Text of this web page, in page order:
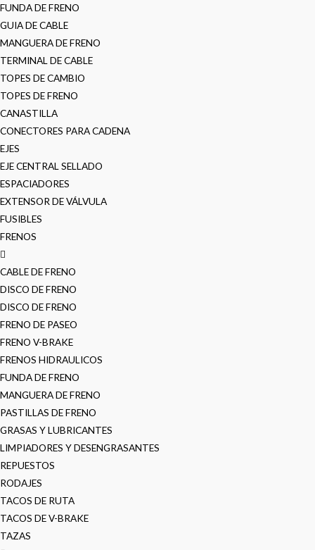
FUNDA DE FRENO
GUIA DE CABLE
MANGUERA DE FRENO
TERMINAL DE CABLE
TOPES DE CAMBIO
TOPES DE FRENO
CANASTILLA
CONECTORES PARA CADENA
EJES
EJE CENTRAL SELLADO
ESPACIADORES
EXTENSOR DE VÁLVULA
FUSIBLES
FRENOS
CABLE DE FRENO
DISCO DE FRENO
DISCO DE FRENO
FRENO DE PASEO
FRENO V-BRAKE
FRENOS HIDRAULICOS
FUNDA DE FRENO
MANGUERA DE FRENO
PASTILLAS DE FRENO
GRASAS Y LUBRICANTES
LIMPIADORES Y DESENGRASANTES
REPUESTOS
RODAJES
TACOS DE RUTA
TACOS DE V-BRAKE
TAZAS